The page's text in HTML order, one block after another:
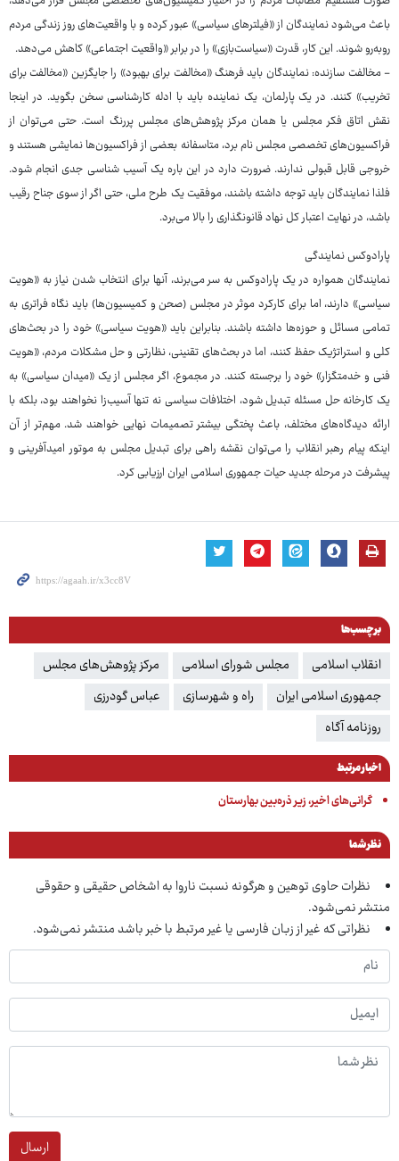
باعث می‌شود نمایندگان از «فیلترهای سیاسی» عبور کرده و با واقعیت‌های روز زندگی مردم
روبه‌رو شوند. این کار، قدرت «سیاست‌بازی» را در برابر «واقعیت اجتماعی» کاهش می‌دهد.
- مخالفت سازنده: نمایندگان باید فرهنگ «مخالفت برای بهبود» را جایگزین «مخالفت برای
تخریب» کنند. در یک پارلمان، یک نماینده باید با ادله کارشناسی سخن بگوید. در اینجا
نقش اتاق فکر مجلس یا همان مرکز پژوهش‌های مجلس پررنگ است. حتی می‌توان از
فراکسیون‌های تخصصی مجلس نام برد، متاسفانه بعضی از فراکسیون‌ها نمایشی هستند و
خروجی قابل قبولی ندارند. ضرورت دارد در این باره یک آسیب شناسی جدی انجام شود.
فلذا نمایندگان باید توجه داشته باشند، موفقیت یک طرح ملی، حتی اگر از سوی جناح رقیب
باشد، در نهایت اعتبار کل نهاد قانونگذاری را بالا می‌برد.
پارادوکس نمایندگی
نمایندگان همواره در یک پارادوکس به سر می‌برند، آنها برای انتخاب شدن نیاز به «هویت
سیاسی» دارند، اما برای کارکرد موثر در مجلس (صحن و کمیسیون‌ها) باید نگاه فراتری به
تمامی مسائل و حوزه‌ها داشته باشند. بنابراین باید «هویت سیاسی» خود را در بحث‌های
کلی و استراتژیک حفظ کنند، اما در بحث‌های تقنینی، نظارتی و حل مشکلات مردم، «هویت
فنی و خدمتگزار» خود را برجسته کنند. در مجموع، اگر مجلس از یک «میدان سیاسی» به
یک کارخانه حل مسئله تبدیل شود، اختلافات سیاسی نه تنها آسیب‌زا نخواهند بود، بلکه با
ارائه دیدگاه‌های مختلف، باعث پختگی بیشتر تصمیمات نهایی خواهند شد. مهم‌تر از آن
اینکه پیام رهبر انقلاب را می‌توان نقشه راهی برای تبدیل مجلس به موتور امیدآفرینی و
پیشرفت در مرحله جدید حیات جمهوری اسلامی ایران ارزیابی کرد.
برچسب‌ها
انقلاب اسلامی مجلس شورای اسلامی
مرکز پژوهش‌های مجلس
جمهوری اسلامی ایران
راه و شهرسازی
عباس گودرزی
روزنامه آگاه
اخبار مرتبط
گرانی‌های اخیر، زیر ذره‌بین بهارستان
نظر شما
نظرات حاوی توهین و هرگونه نسبت ناروا به اشخاص حقیقی و حقوقی
منتشر نمی‌شود.
نظراتی که غیر از زبان فارسی یا غیر مرتبط با خبر باشد منتشر نمی‌شود.
ارسال